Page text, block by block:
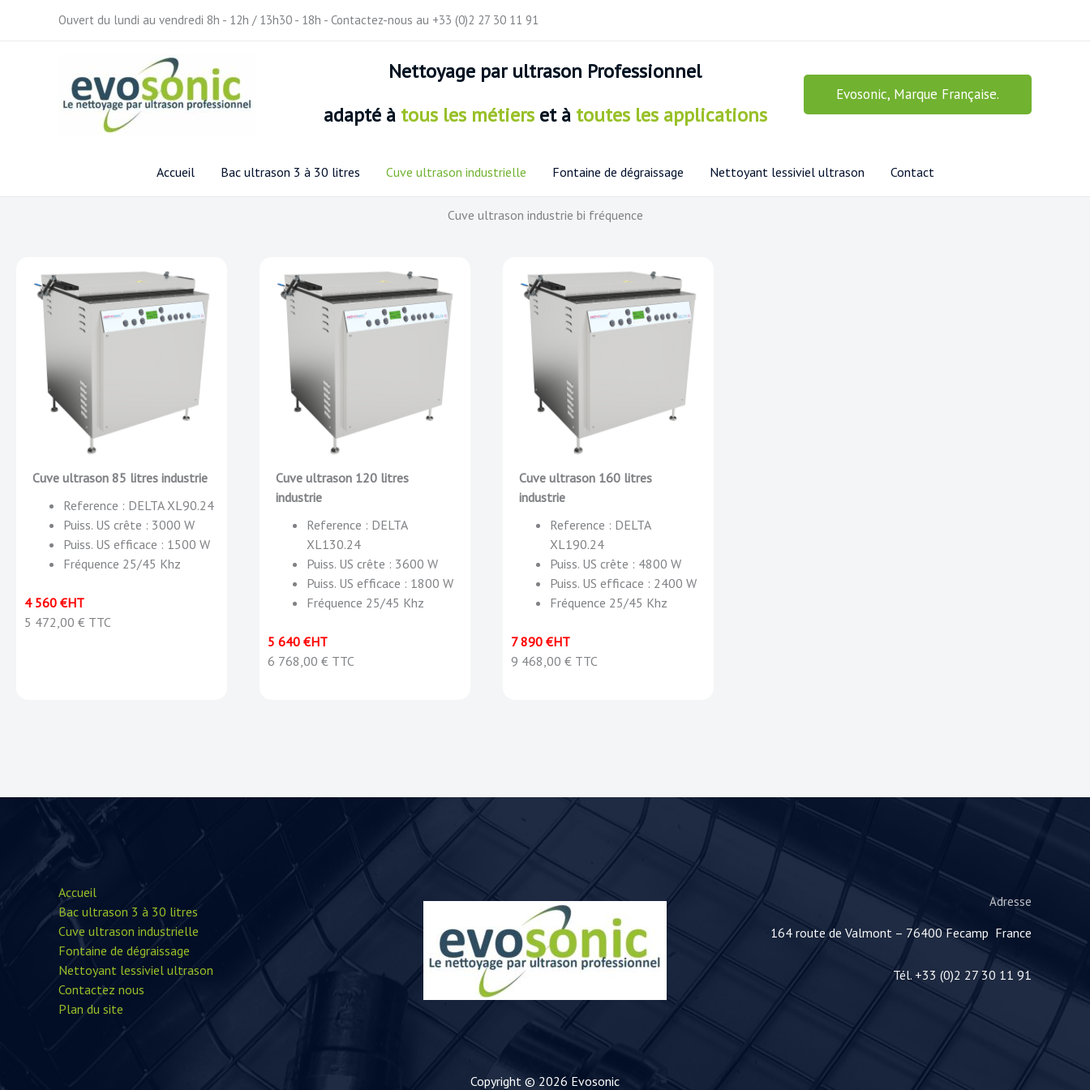
Ouvert du lundi au vendredi 8h - 12h / 13h30 - 18h - Contactez-nous au +33 (0)2 27 30 11 91
Nettoyage par ultrason Professionnel
adapté à tous les métierset à toutes les applications
Evosonic, Marque Française.
Accueil Bac ultrason 3 à 30 litres Cuve ultrason industrielle Fontaine de dégraissage Nettoyant lessiviel ultrason Contact
Cuve ultrason industrie bi fréquence
Cuve ultrason 85 litres industrie
Reference : DELTA XL90.24
Puiss. US crête : 3000 W
Puiss. US efficace : 1500 W
Fréquence 25/45 Khz
4 560 €HT
5 472,00 € TTC
Cuve ultrason 120 litres
industrie
Reference : DELTA
XL130.24
Puiss. US crête : 3600 W
Puiss. US efficace : 1800 W
Fréquence 25/45 Khz
5 640 €HT
6 768,00 € TTC
Cuve ultrason 160 litres
industrie
Reference : DELTA
XL190.24
Puiss. US crête : 4800 W
Puiss. US efficace : 2400 W
Fréquence 25/45 Khz
7 890 €HT
9 468,00 € TTC
Accueil
Bac ultrason 3 à 30 litres
Cuve ultrason industrielle
Fontaine de dégraissage
Nettoyant lessiviel ultrason
Contactez nous
Plan du site
Adresse
164 route de Valmont – 76400 Fecamp France
Tél. +33 (0)2 27 30 11 91
Copyright © 2026 Evosonic